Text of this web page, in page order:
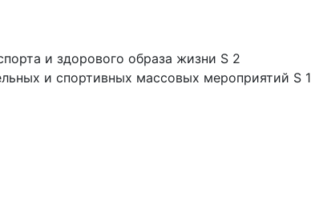
и здорового образа жизни S 2
и спортивных массовых мероприятий S 1